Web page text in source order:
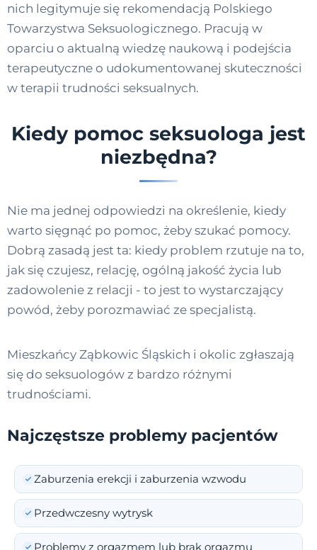
nich legitymuje się rekomendacją Polskiego
Towarzystwa Seksuologicznego. Pracują w
oparciu o aktualną wiedzę naukową i podejścia
terapeutyczne o udokumentowanej skuteczności
w terapii trudności seksualnych.
Kiedy pomoc seksuologa jest
niezbędna?
Nie ma jednej odpowiedzi na określenie, kiedy
warto sięgnąć po pomoc, żeby szukać pomocy.
Dobrą zasadą jest ta: kiedy problem rzutuje na to,
jak się czujesz, relację, ogólną jakość życia lub
zadowolenie z relacji - to jest to wystarczający
powód, żeby porozmawiać ze specjalistą.
Mieszkańcy Ząbkowic Śląskich i okolic zgłaszają
się do seksuologów z bardzo różnymi
trudnościami.
Najczęstsze problemy pacjentów
Zaburzenia erekcji i zaburzenia wzwodu
Przedwczesny wytrysk
Problemy z orgazmem lub brak orgazmu